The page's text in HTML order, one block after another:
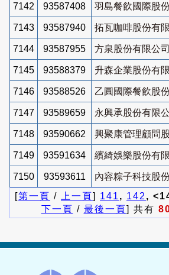
7142 93587408 羽島餐飲國際股
7143 93587940 拓瓦咖啡股份有
7144 93587955 方泉股份有限公司
7145 93588379 升森企業股份有
7146 93588526 乙圓國際餐飲股
7147 93589659 永興承股份有限
7148 93590662 興聚康管理顧問
7149 93591634 繽綺娛樂股份有
7150 93593611
內容粽子科技股
[第一頁 / 上一頁] 141 , 142 ,
下一頁 / 最後一頁] 共有